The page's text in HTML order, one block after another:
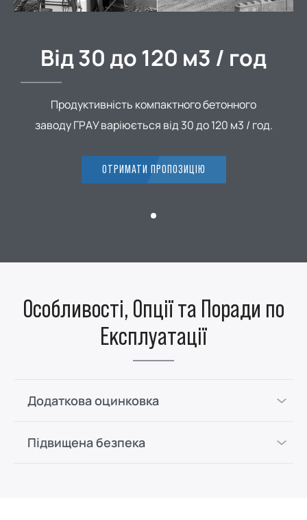
Від 30 до 120 м3 / год
Продуктивність компактного бетонного
заводу ГРАУ варіюється від 30 до 120 м3 / год.
ОТРИМАТИ ПРОПОЗИЦІЮ
Особливості, Опції та Поради по
Експлуатації
Додаткова оцинковка
Підвищена безпека